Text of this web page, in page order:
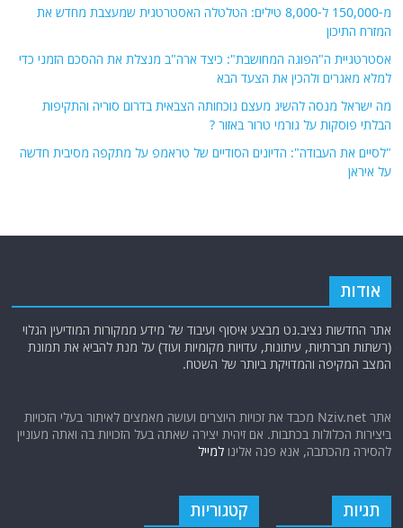
מ-150,000 ל-8,000 טילים: הטלטלה האסטרטגית שמעצבת מחדש את
המזרח התיכון
אסטרטגיית ה"הפוגה המחושבת": כיצד ארה"ב מנצלת את ההסכם הזמני כדי
למלא מאגרים ולהכין את הצעד הבא
מה ישראל מנסה להשיג מעצם נוכחותה הצבאית בדרום סוריה והתקיפות
הבלתי פוסקות על גורמי טרור באזור ?
"לסיים את העבודה": הדיונים הסודיים של טראמפ על מתקפה מסיבית חדשה
על איראן
אודות
אתר החדשות נציב.נט מבצע איסוף ועיבוד של מידע ממקורות המודיעין הגלוי
(רשתות חברתיות, עיתונות, עדויות מקומיות ועוד) על מנת להביא את תמונת
המצב המקיפה והמדויקת ביותר של השטח.
אתר Nziv.net מכבד את זכויות היוצרים ועושה מאמצים לאיתור בעלי הזכויות
ביצירות הכלולות בכתבות. אם זיהית יצירה שאתה בעל הזכויות בה ואתה מעוניין
להסירה מהכתבה, אנא פנה אלינולמייל
תגיות קטגוריות